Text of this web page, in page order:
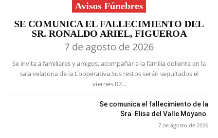
Avisos Fúnebres
SE COMUNICA EL FALLECIMIENTO DEL
SR. RONALDO ARIEL, FIGUEROA
7 de agosto de 2026
Se invita a familiares y amigos, acompañar a la familia doliente en la
sala velatoria de la Cooperativa.Sus restos serán sepultados el
viernes 07...
Se comunica el fallecimiento de la
Sra. Elisa del Valle Moyano.
7 de agosto de 2026